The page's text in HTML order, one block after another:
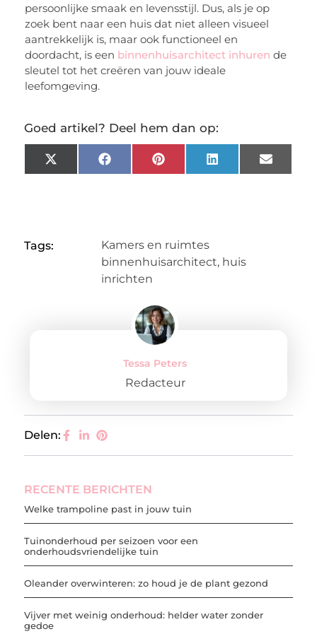
persoonlijke smaak en levensstijl. Dus, als je op
zoek bent naar een huis dat niet alleen visueel
aantrekkelijk is, maar ook functioneel en
doordacht, is een binnenhuisarchitect inhuren de
sleutel tot het creëren van jouw ideale
leefomgeving.
Goed artikel? Deel hem dan op:
X
(Twitter)
Facebook Pinterest LinkedIn Email
Tags:
Kamers en ruimtes
binnenhuisarchitect, huis
inrichten
Tessa Peters
Redacteur
Delen:
RECENTE BERICHTEN
Welke trampoline past in jouw tuin
Tuinonderhoud per seizoen voor een
onderhoudsvriendelijke tuin
Oleander overwinteren: zo houd je de plant gezond
Vijver met weinig onderhoud: helder water zonder
gedoe